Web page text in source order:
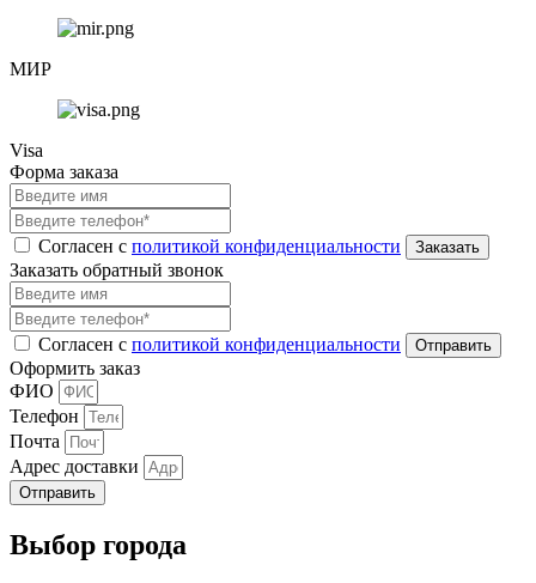
МИР
Visa
Форма заказа
Согласен с политикой конфиденциальности
Заказать обратный звонок
Согласен с политикой конфиденциальности
Оформить заказ
ФИО
Телефон
Почта
Адрес доставки
Отправить
Выбор города